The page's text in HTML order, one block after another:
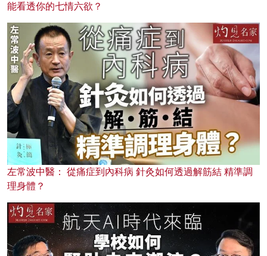
能看透你的七情六欲？
左常波中醫： 從痛症到內科病 針灸如何透過解筋結 精準調
理身體？